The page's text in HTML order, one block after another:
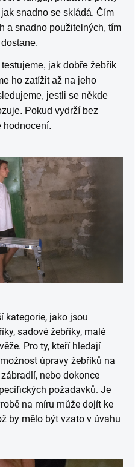
snadno se skládá. Čím
a snadno použitelných, tím
jak dobře žebřík
ho zatížit až na jeho
jestli se někde
Pokud vydrží bez
hodnocení.
kategorie, jako jsou
sadové žebříky, malé
Pro ty, kteří hledají
úpravy žebříků na
nebo dokonce
požadavků. Je
na míru může dojít ke
by mělo být vzato v úvahu